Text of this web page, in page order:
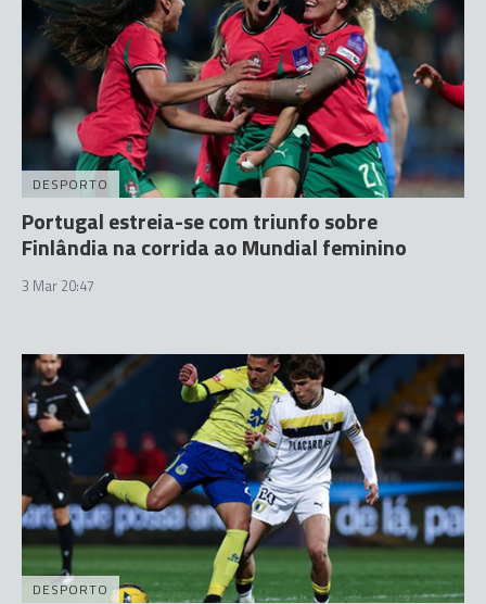
DESPORTO
Portugal estreia-se com triunfo sobre
Finlândia na corrida ao Mundial feminino
3 Mar 20:47
DESPORTO